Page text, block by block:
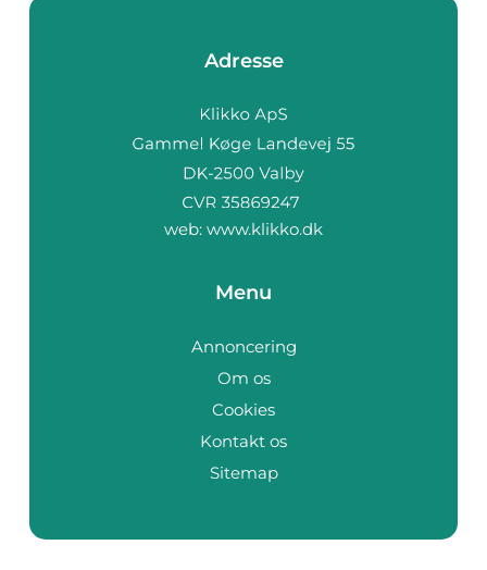
Adresse
web: www.klikko.dk
Menu
Annoncering
Om os
Cookies
Kontakt os
Sitemap